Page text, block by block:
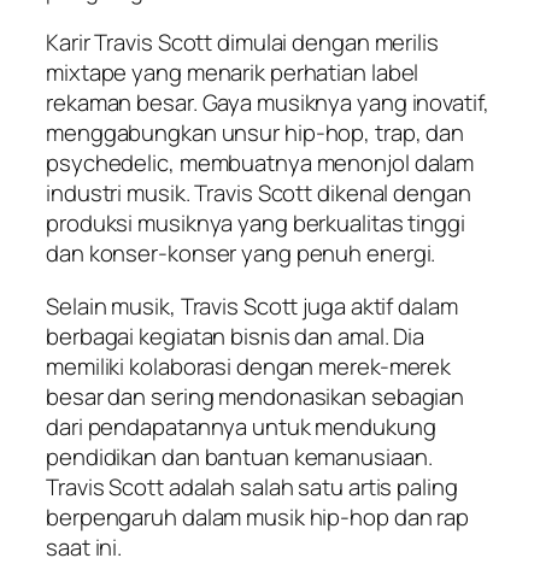
Karir Travis Scott dimulai dengan merilis
mixtape yang menarik perhatian label
rekaman besar. Gaya musiknya yang inovatif,
menggabungkan unsur hip-hop, trap, dan
psychedelic, membuatnya menonjol dalam
industri musik. Travis Scott dikenal dengan
produksi musiknya yang berkualitas tinggi
dan konser-konser yang penuh energi.
Selain musik, Travis Scott juga aktif dalam
berbagai kegiatan bisnis dan amal. Dia
memiliki kolaborasi dengan merek-merek
besar dan sering mendonasikan sebagian
dari pendapatannya untuk mendukung
pendidikan dan bantuan kemanusiaan.
Travis Scott adalah salah satu artis paling
berpengaruh dalam musik hip-hop dan rap
saat ini.